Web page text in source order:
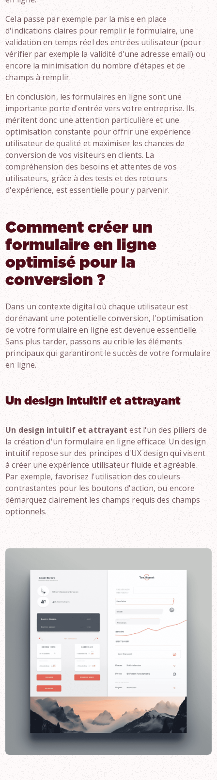
Cela passe par exemple par la mise en place
d'indications claires pour remplir le formulaire, une
validation en temps réel des entrées utilisateur (pour
vérifier par exemple la validité d'une adresse email) ou
encore la minimisation du nombre d'étapes et de
champs à remplir.
En conclusion, les formulaires en ligne sont une
importante porte d'entrée vers votre entreprise. Ils
méritent donc une attention particulière et une
optimisation constante pour offrir une expérience
utilisateur de qualité et maximiser les chances de
conversion de vos visiteurs en clients. La
compréhension des besoins et attentes de vos
utilisateurs, grâce à des tests et des retours
d'expérience, est essentielle pour y parvenir.
Comment créer un
formulaire en ligne
optimisé pour la
conversion ?
Dans un contexte digital où chaque utilisateur est
dorénavant une potentielle conversion, l'optimisation
de votre formulaire en ligne est devenue essentielle.
Sans plus tarder, passons au crible les éléments
principaux qui garantiront le succès de votre formulaire
en ligne.
Un design intuitif et attrayant
Un design intuitif et attrayant est l'un des piliers de
la création d'un formulaire en ligne efficace. Un design
intuitif repose sur des principes d'UX design qui visent
à créer une expérience utilisateur fluide et agréable.
Par exemple, favorisez l'utilisation des couleurs
contrastantes pour les boutons d'action, ou encore
démarquez clairement les champs requis des champs
optionnels.